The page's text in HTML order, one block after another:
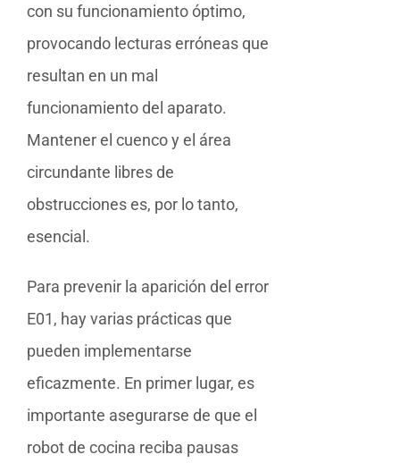
con su funcionamiento óptimo,
provocando lecturas erróneas que
resultan en un mal
funcionamiento del aparato.
Mantener el cuenco y el área
circundante libres de
obstrucciones es, por lo tanto,
esencial.
Para prevenir la aparición del error
E01, hay varias prácticas que
pueden implementarse
eficazmente. En primer lugar, es
importante asegurarse de que el
robot de cocina reciba pausas